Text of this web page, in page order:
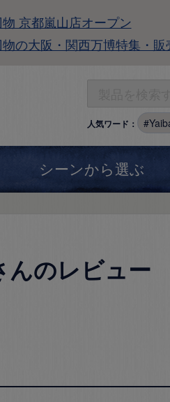
京都嵐山店オープン
の大阪・関西万博特集・
人気ワード：
シーンから選ぶ
んのレビュー